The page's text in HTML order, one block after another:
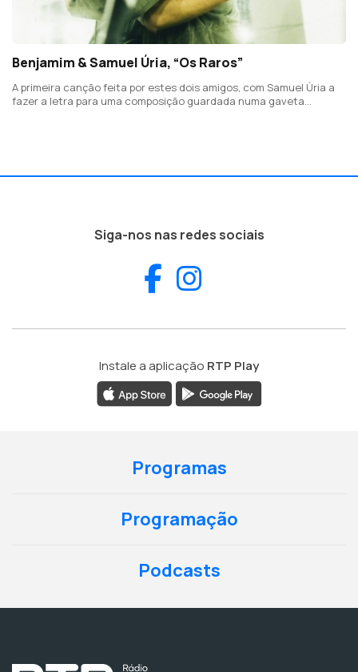
Benjamim & Samuel Úria, “Os Raros”
A primeira canção feita por estes dois amigos, com Samuel Úria a
fazer a letra para uma composição guardada numa gaveta
Siga-nos nas redes sociais
Facebook
Instale a aplicação RTP Play
Programas
Programação
Podcasts